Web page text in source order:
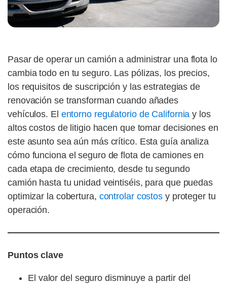
Pasar de operar un camión a administrar una flota lo
cambia todo en tu seguro. Las pólizas, los precios,
los requisitos de suscripción y las estrategias de
renovación se transforman cuando añades
vehículos. El entorno regulatorio de California y los
altos costos de litigio hacen que tomar decisiones en
este asunto sea aún más crítico. Esta guía analiza
cómo funciona el seguro de flota de camiones en
cada etapa de crecimiento, desde tu segundo
camión hasta tu unidad veintiséis, para que puedas
optimizar la cobertura, controlar costos y proteger tu
operación.
Puntos clave
El valor del seguro disminuye a partir del